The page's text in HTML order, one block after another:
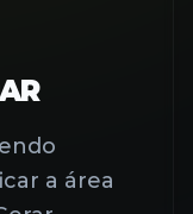
a área